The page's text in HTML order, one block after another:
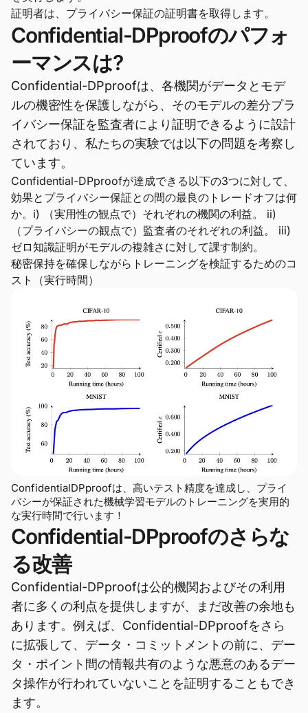
証明者は、プライバシー保証の証明書を取得します。
Confidential-DPproofのパフォ
ーマンスは?
Confidential-DPproofは、各機関がデータとモデ
ルの機密性を保護しながら、そのモデルの差分プラ
イバシー保証を監査者により証明できるように設計
されており、私たちの実験では以下の問題を考察し
ています。
Confidential-DPproofが達成できる以下の3つに対して、
効果とプライバシー保証との間の最良のトレードオフは何
か。i) （実用性の観点で）それぞれの機関の利益。 ii)
（プライバシーの観点で）監査者のそれぞれの利益。 iii)
ゼロ知識証明がモデルの複雑さに対して課す制約。
秘密保持を確保しながらトレーニングを検証するためのコ
スト（実行時間）
ConfidentialDPproofは、高いテスト精度を達成し、プライ
バシーが保証された機械学習モデルのトレーニングを実用的
な実行時間で行います！
Confidential-DPproofのさらな
る改善
Confidential-DPproofは公的機関およびその利用
者に多くの利点を提供しますが、まだ改善の余地も
あります。例えば、Confidential-DPproofをさら
に拡張して、データ・コミットメントの前に、デー
タ・ポイント間の情報共有のような悪意のあるデー
タ操作が行われていないことを証明することもでき
ます。